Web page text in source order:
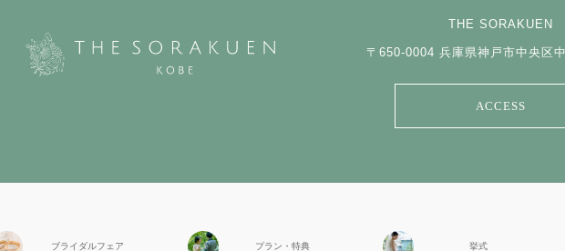
THE SORAKUEN
〒650-0004 兵庫県神戸市中央区
ACCESS
ブライダルフェア プラン・特典 挙式